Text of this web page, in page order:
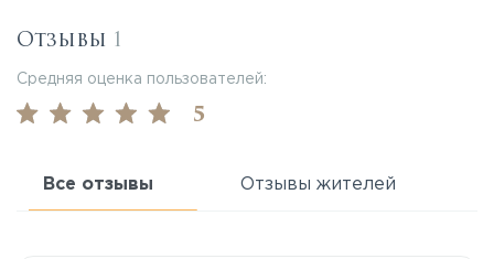
Отзывы 1
Средняя оценка пользователей:
5
Все отзывы Отзывы жителей